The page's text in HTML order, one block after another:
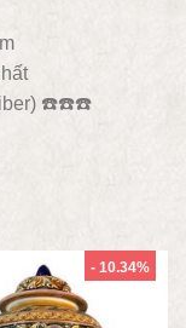
☎️☎️☎️
- 10.34%